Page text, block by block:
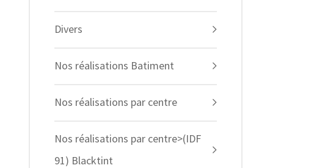
Divers
Nos réalisations Batiment
Nos réalisations par centre
Nos réalisations par centre>(IDF
91) Blacktint